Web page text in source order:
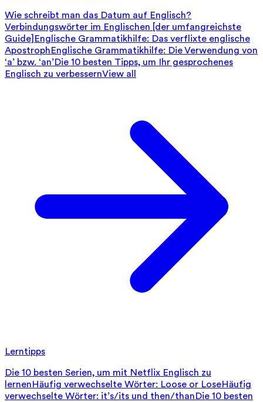
Wie schreibt man das Datum auf Englisch?
Verbindungswörter im Englischen [der umfangreichste
Guide] Englische Grammatikhilfe: Das verflixte englische
ApostrophEnglische Grammatikhilfe: Die Verwendung von
‘a’ bzw. ‘an’Die 10 besten Tipps, um Ihr gesprochenes
Englisch zu verbessernView all
Lerntipps
Die 10 besten Serien, um mit Netflix Englisch zu
lernenHäufig verwechselte Wörter: Loose or LoseHäufig
verwechselte Wörter: it’s/its und then/thanDie 10 besten